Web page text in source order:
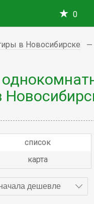
0
в Новосибирске
список
карта
дешевле